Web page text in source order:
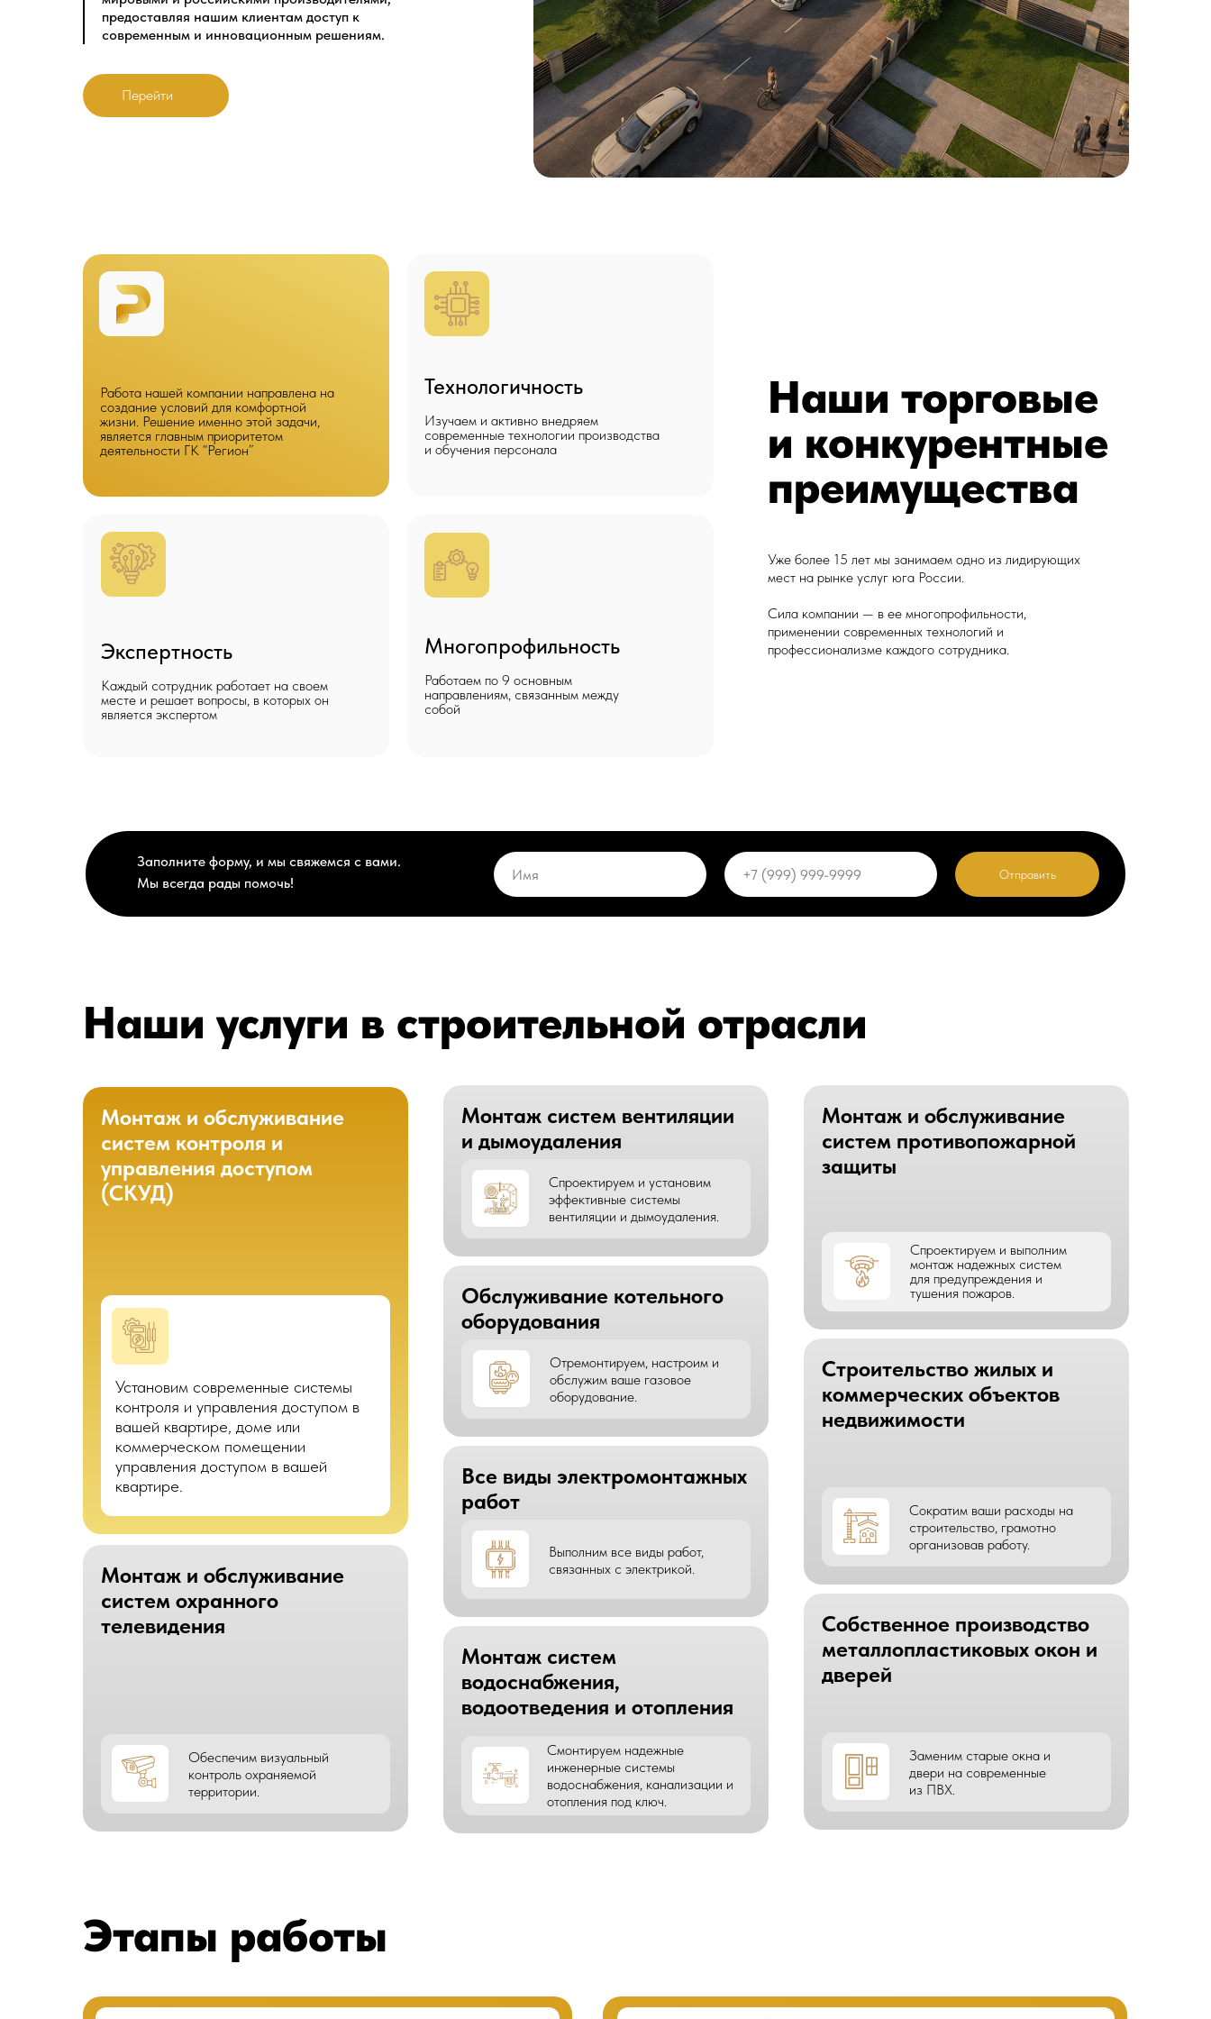
предоставляя нашим клиентам доступ к
современным и инновационным решениям.
Перейти
Уже более 15 лет мы занимаем одно из лидирующих
мест на рынке услуг юга России.
Сила компании — в ее многопрофильности,
применении современных технологий и
профессионализме каждого сотрудника.
Наши торговые
и конкурентные
преимущества
Работаем по 9 основным
направлениям, связанным между
собой
Многопрофильность
Каждый сотрудник работает на своем
месте и решает вопросы, в которых он
является экспертом
Экспертность
Изучаем и активно внедряем
современные технологии производства
и обучения персонала
Технологичность
Работа нашей компании направлена на
создание условий для комфортной
жизни. Решение именно этой задачи,
является главным приоритетом
деятельности ГК “Регион”
Заполните форму, и мы свяжемся с вами.
Мы всегда рады помочь!
Отправить
Наши услуги в строительной отрасли
Монтаж и обслуживание
систем контроля и
управления доступом
(СКУД)
Установим современные системы
контроля и управления доступом в
вашей квартире, доме или
коммерческом помещении
управления доступом в вашей
квартире.
Монтаж и обслуживание
систем охранного
телевидения
Обеспечим визуальный
контроль охраняемой
территории.
Монтаж систем вентиляции
и дымоудаления
Спроектируем и установим
эффективные системы
вентиляции и дымоудаления.
Обслуживание котельного
оборудования
Отремонтируем, настроим и
обслужим ваше газовое
оборудование.
Монтаж и обслуживание
систем противопожарной
защиты
Спроектируем и выполним
монтаж надежных систем
для предупреждения и
тушения пожаров.
Монтаж систем
водоснабжения,
водоотведения и отопления
Смонтируем надежные
инженерные системы
водоснабжения, канализации и
отопления под ключ.
Все виды электромонтажных
работ
Выполним все виды работ,
связанных с электрикой.
Строительство жилых и
коммерческих объектов
недвижимости
Сократим ваши расходы на
строительство, грамотно
организовав работу.
Собственное производство
металлопластиковых окон и
дверей
Заменим старые окна и
двери на современные
из ПВХ.
Этапы работы